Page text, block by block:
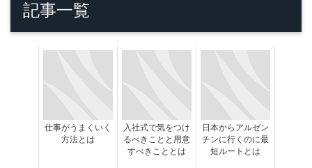
記事一覧
仕事がうまくいく
方法とは
入社式で気をつけ
るべきことと用意
すべきこととは
日本からアルゼン
チンに行くのに最
短ルートとは